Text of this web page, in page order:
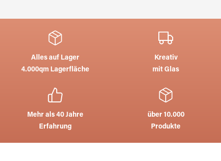
Alles auf Lager
4.000qm Lagerfläche
Kreativ
mit Glas
Mehr als 40 Jahre
Erfahrung
über 10.000
Produkte